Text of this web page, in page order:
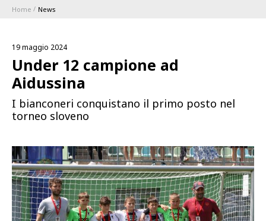
1896 MEMBERSHIP PROGRAM
Serie A
Coppa Italia
BLUENERGY STADIUM
MEETING CENTER
Home News
19 maggio 2024
Under 12 campione ad
Aidussina
I bianconeri conquistano il primo posto nel
torneo sloveno